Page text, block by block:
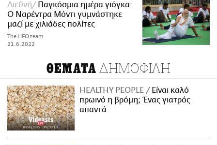
Διεθνή
Παγκόσμια ημέρα γιόγκα:
Ο Ναρέντρα Μόντι γυμνάστηκε
μαζί με χιλιάδες πολίτες
The LiFO team
21.6.2022
ΘΕΜΑΤΑ ΔΗΜΟΦΙΛΗ
HEALTHY PEOPLE
Είναι καλό
πρωινό η βρόμη; Ένας γιατρός
απαντά